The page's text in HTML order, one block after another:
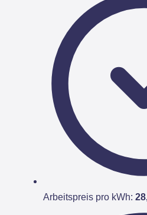
Arbeitspreis pro kWh: